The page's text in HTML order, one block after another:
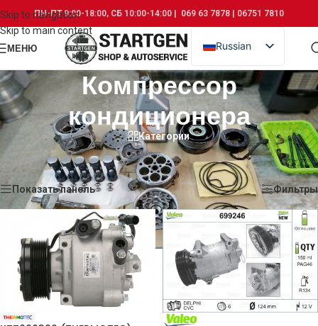
Skip to navigation
Skip to main content
ПН-ПТ 9:00-18:00, СБ 10:00-14:00 | 069 63 7878 | 06751 7810
МЕНЮ
Russian
Romanian
Компрессор
кондиционера
Категории
Главная
Кондиционер/Компрессор кондиционера
Показаны все (2)
Показать панель Фильтры